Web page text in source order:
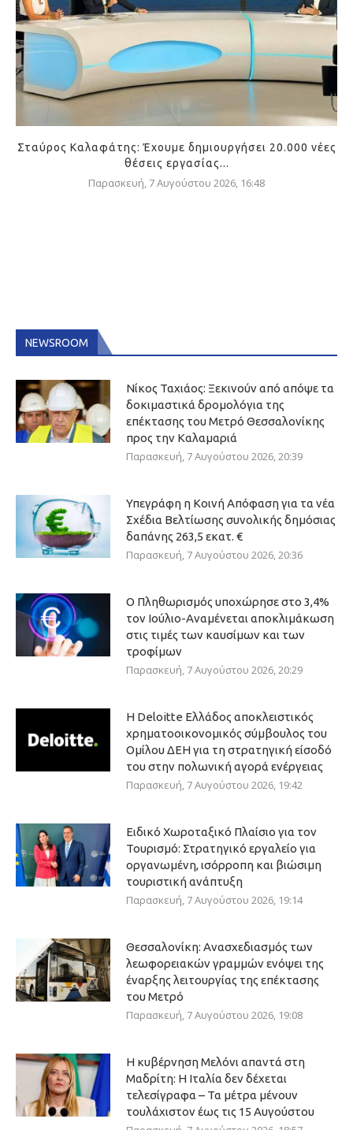
Σταύρος Καλαφάτης: Έχουμε δημιουργήσει 20.000 νέες
θέσεις εργασίας...
Παρασκευή, 7 Αυγούστου 2026, 16:48
NEWSROOM
Νίκος Ταχιάος: Ξεκινούν από απόψε τα
δοκιμαστικά δρομολόγια της
επέκτασης του Μετρό Θεσσαλονίκης
προς την Καλαμαριά
Παρασκευή, 7 Αυγούστου 2026, 20:39
Υπεγράφη η Κοινή Απόφαση για τα νέα
Σχέδια Βελτίωσης συνολικής δημόσιας
δαπάνης 263,5 εκατ. €
Παρασκευή, 7 Αυγούστου 2026, 20:36
Ο Πληθωρισμός υποχώρησε στο 3,4%
τον Ιούλιο-Αναμένεται αποκλιμάκωση
στις τιμές των καυσίμων και των
τροφίμων
Παρασκευή, 7 Αυγούστου 2026, 20:29
Η Deloitte Ελλάδος αποκλειστικός
χρηματοοικονομικός σύμβουλος του
Ομίλου ΔΕΗ για τη στρατηγική είσοδό
του στην πολωνική αγορά ενέργειας
Παρασκευή, 7 Αυγούστου 2026, 19:42
Ειδικό Χωροταξικό Πλαίσιο για τον
Τουρισμό: Στρατηγικό εργαλείο για
οργανωμένη, ισόρροπη και βιώσιμη
τουριστική ανάπτυξη
Παρασκευή, 7 Αυγούστου 2026, 19:14
Θεσσαλονίκη: Ανασχεδιασμός των
λεωφορειακών γραμμών ενόψει της
έναρξης λειτουργίας της επέκτασης
του Μετρό
Παρασκευή, 7 Αυγούστου 2026, 19:08
Η κυβέρνηση Μελόνι απαντά στη
Μαδρίτη: Η Ιταλία δεν δέχεται
τελεσίγραφα – Τα μέτρα μένουν
τουλάχιστον έως τις 15 Αυγούστου